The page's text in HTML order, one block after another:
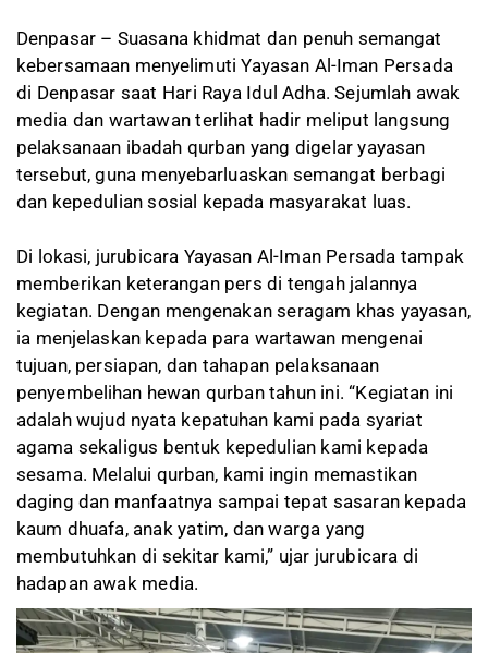
Denpasar – Suasana khidmat dan penuh semangat
kebersamaan menyelimuti Yayasan Al-Iman Persada
di Denpasar saat Hari Raya Idul Adha. Sejumlah awak
media dan wartawan terlihat hadir meliput langsung
pelaksanaan ibadah qurban yang digelar yayasan
tersebut, guna menyebarluaskan semangat berbagi
dan kepedulian sosial kepada masyarakat luas.
Di lokasi, jurubicara Yayasan Al-Iman Persada tampak
memberikan keterangan pers di tengah jalannya
kegiatan. Dengan mengenakan seragam khas yayasan,
ia menjelaskan kepada para wartawan mengenai
tujuan, persiapan, dan tahapan pelaksanaan
penyembelihan hewan qurban tahun ini. “Kegiatan ini
adalah wujud nyata kepatuhan kami pada syariat
agama sekaligus bentuk kepedulian kami kepada
sesama. Melalui qurban, kami ingin memastikan
daging dan manfaatnya sampai tepat sasaran kepada
kaum dhuafa, anak yatim, dan warga yang
membutuhkan di sekitar kami,” ujar jurubicara di
hadapan awak media.